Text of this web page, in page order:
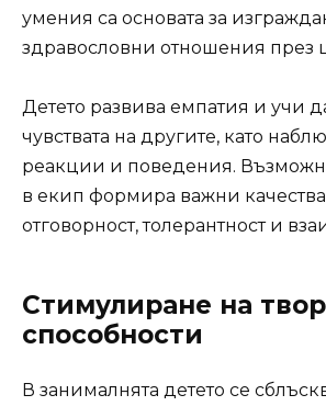
умения са основата за
здравословни отношения през
Детето развива емпатия и учи
чувствата на другите, като
реакции и поведения.
в екип формира важни качества
отговорност, толерантност и
Стимулиране на
способности
В занималнята детето се